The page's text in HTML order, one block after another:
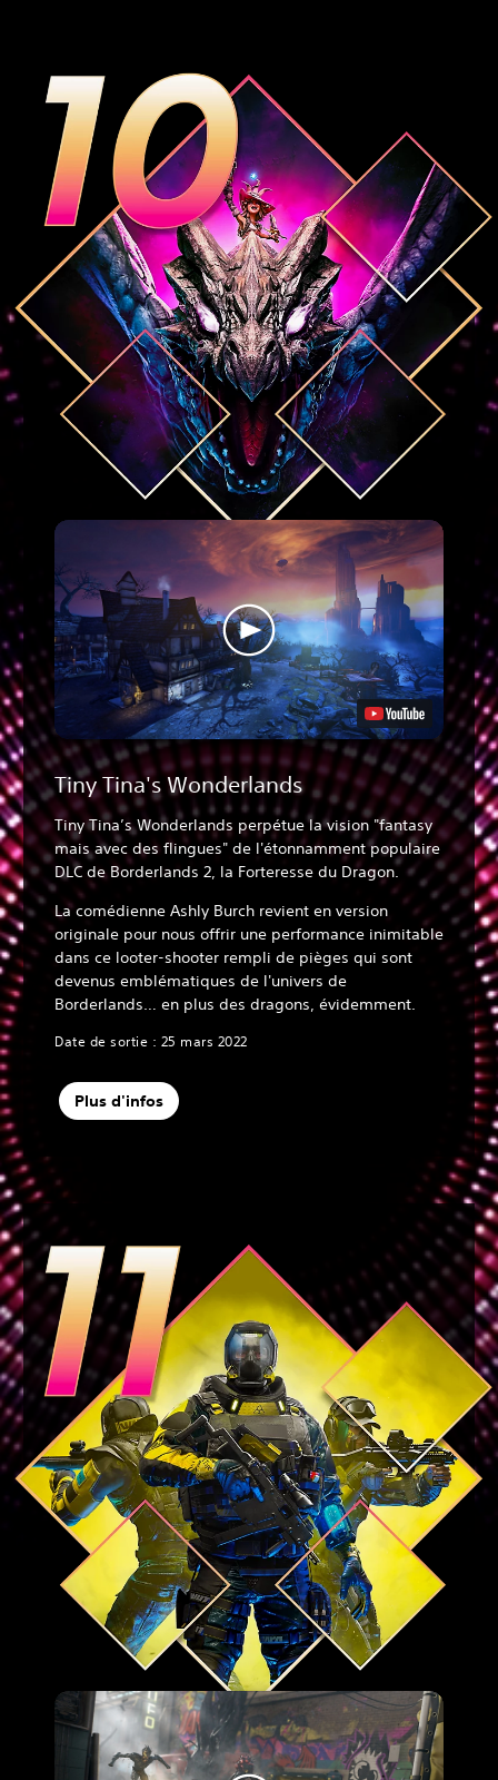
Tiny Tina's Wonderlands
Tiny Tina’s Wonderlands perpétue la vision "fantasy
mais avec des flingues" de l'étonnamment populaire
DLC de Borderlands 2, la Forteresse du Dragon.
La comédienne Ashly Burch revient en version
originale pour nous offrir une performance inimitable
dans ce looter-shooter rempli de pièges qui sont
devenus emblématiques de l'univers de
Borderlands… en plus des dragons, évidemment.
Date de sortie : 25 mars 2022
Plus d'infos